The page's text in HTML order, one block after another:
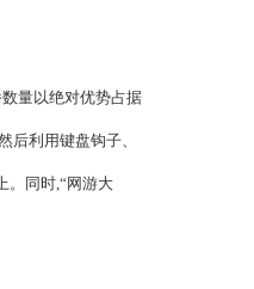
量以绝对优势占据
利用键盘钩子、
。同时,“网游大